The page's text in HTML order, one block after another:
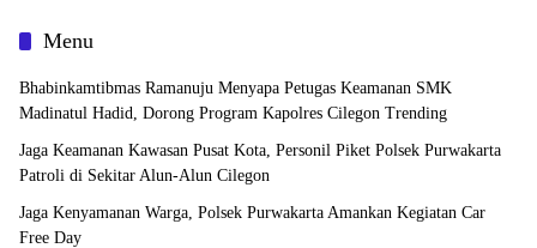
Menu
Bhabinkamtibmas Ramanuju Menyapa Petugas Keamanan SMK
Madinatul Hadid, Dorong Program Kapolres Cilegon Trending
Jaga Keamanan Kawasan Pusat Kota, Personil Piket Polsek Purwakarta
Patroli di Sekitar Alun-Alun Cilegon
Jaga Kenyamanan Warga, Polsek Purwakarta Amankan Kegiatan Car
Free Day